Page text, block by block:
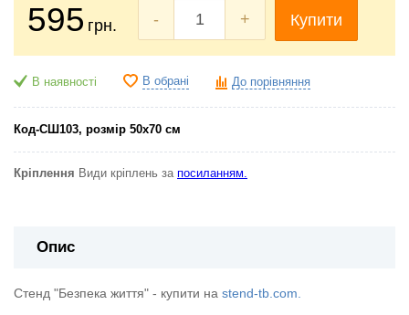
595 грн. - + Купити
В наявності В обрані До порівняння
Код-СШ103, розмір 50х70 см
Кріплення Види кріплень за посиланням.
Опис
Стенд "Безпека життя" - купити на stend-tb.com.